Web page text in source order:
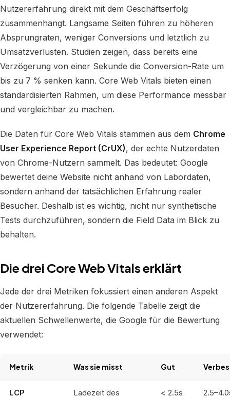
Nutzererfahrung direkt mit dem Geschäftserfolg
zusammenhängt. Langsame Seiten führen zu höheren
Absprungraten, weniger Conversions und letztlich zu
Umsatzverlusten. Studien zeigen, dass bereits eine
Verzögerung von einer Sekunde die Conversion-Rate um
bis zu 7 % senken kann. Core Web Vitals bieten einen
standardisierten Rahmen, um diese Performance messbar
und vergleichbar zu machen.
Die Daten für Core Web Vitals stammen aus dem Chrome
User Experience Report (CrUX), der echte Nutzerdaten
von Chrome-Nutzern sammelt. Das bedeutet: Google
bewertet deine Website nicht anhand von Labordaten,
sondern anhand der tatsächlichen Erfahrung realer
Besucher. Deshalb ist es wichtig, nicht nur synthetische
Tests durchzuführen, sondern die Field Data im Blick zu
behalten.
Die drei Core Web Vitals erklärt
Jede der drei Metriken fokussiert einen anderen Aspekt
der Nutzererfahrung. Die folgende Tabelle zeigt die
aktuellen Schwellenwerte, die Google für die Bewertung
verwendet:
Metrik Was sie misst Gut
LCP
Ladezeit des
< 2.5s